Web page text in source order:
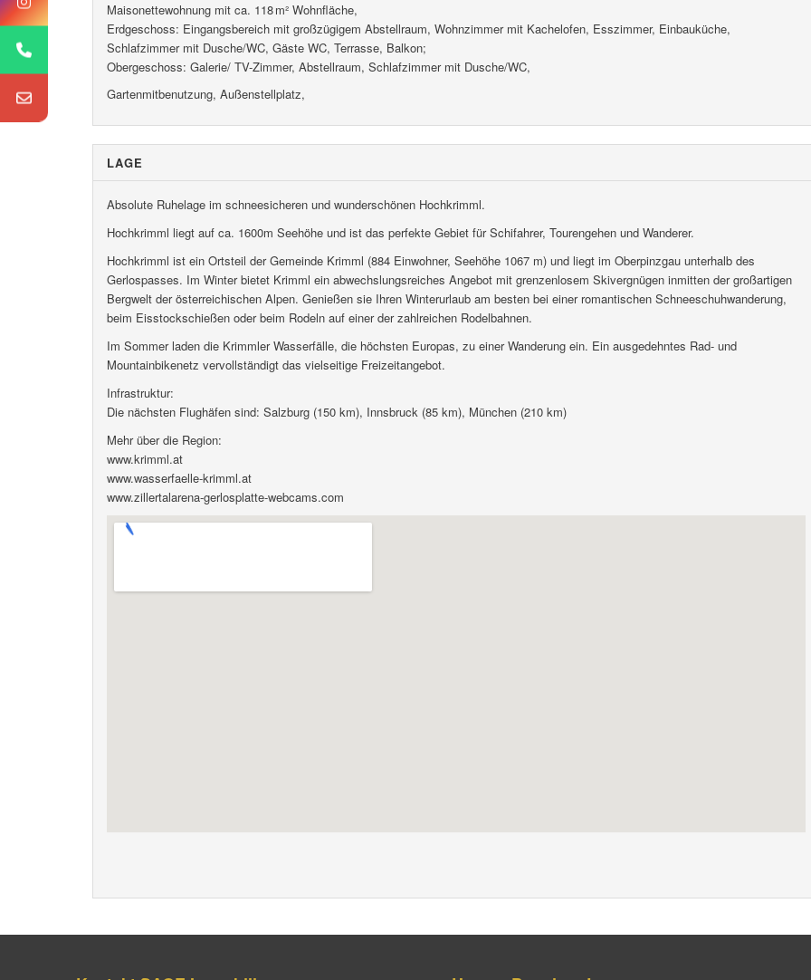
Maisonettewohnung mit ca. 118 m² Wohnfläche,
Erdgeschoss: Eingangsbereich mit großzügigem Abstellraum, Wohnzimmer mit Kachelofen, Esszimmer, Einbauküche,
Schlafzimmer mit Dusche/WC, Gäste WC, Terrasse, Balkon;
Obergeschoss: Galerie/ TV-Zimmer, Abstellraum, Schlafzimmer mit Dusche/WC,
Gartenmitbenutzung, Außenstellplatz,
LAGE
Absolute Ruhelage im schneesicheren und wunderschönen Hochkrimml.
Hochkrimml liegt auf ca. 1600m Seehöhe und ist das perfekte Gebiet für Schifahrer, Tourengehen und Wanderer.
Hochkrimml ist ein Ortsteil der Gemeinde Krimml (884 Einwohner, Seehöhe 1067 m) und liegt im Oberpinzgau unterhalb des
Gerlospasses. Im Winter bietet Krimml ein abwechslungsreiches Angebot mit grenzenlosem Skivergnügen inmitten der großartigen
Bergwelt der österreichischen Alpen. Genießen sie Ihren Winterurlaub am besten bei einer romantischen Schneeschuhwanderung,
beim Eisstockschießen oder beim Rodeln auf einer der zahlreichen Rodelbahnen.
Im Sommer laden die Krimmler Wasserfälle, die höchsten Europas, zu einer Wanderung ein. Ein ausgedehntes Rad- und
Mountainbikenetz vervollständigt das vielseitige Freizeitangebot.
Infrastruktur:
Die nächsten Flughäfen sind: Salzburg (150 km), Innsbruck (85 km), München (210 km)
Mehr über die Region:
www.krimml.at
www.wasserfaelle-krimml.at
www.zillertalarena-gerlosplatte-webcams.com